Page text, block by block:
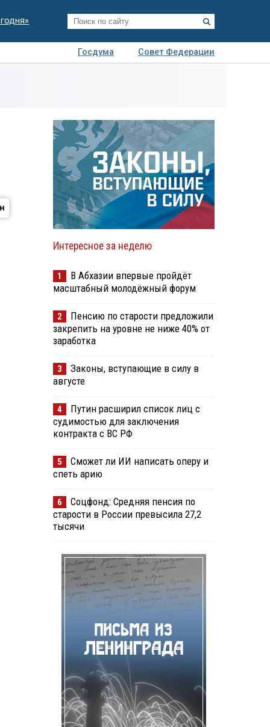
Госдума
Совет Федерации
Интересное за неделю
1
В Абхазии впервые пройдёт
масштабный молодёжный форум
2
Пенсию по старости предложили
закрепить на уровне не ниже 40% от
заработка
3
Законы, вступающие в силу в
августе
4
Путин расширил список лиц с
судимостью для заключения
контракта с ВС РФ
5
Сможет ли ИИ написать оперу и
спеть арию
6
Соцфонд: Средняя пенсия по
старости в России превысила 27,2
тысячи